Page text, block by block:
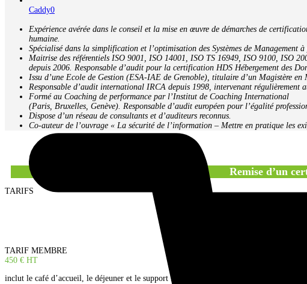
Caddy0
Expérience avérée dans le conseil et la mise en œuvre de démarches de
humaine.
Spécialisé dans la simplification et l’optimisation des Systèmes de Management
Maitrise des référentiels ISO 9001, ISO 14001, ISO TS 16949, ISO 9100, ISO
depuis 2006. Responsable d’audit pour la certification HDS Hébergement des
Issu d’une Ecole de Gestion (ESA-IAE de Grenoble), titulaire d’un Magistère
Responsable d’audit international IRCA depuis 1998, intervenant
Formé au Coaching de performance par l’Institut de Coaching International
(Paris, Bruxelles, Genève). Responsable d’audit européen pour l’égalité
Dispose d’un réseau de consultants et d’auditeurs reconnus.
Co-auteur de l’ouvrage « La sécurité de l’information – Mettre en pratique les
Remise d’un
TARIFS
TARIF MEMBRE
450 € HT
inclut le café d’accueil, le déjeuner et le support PDF